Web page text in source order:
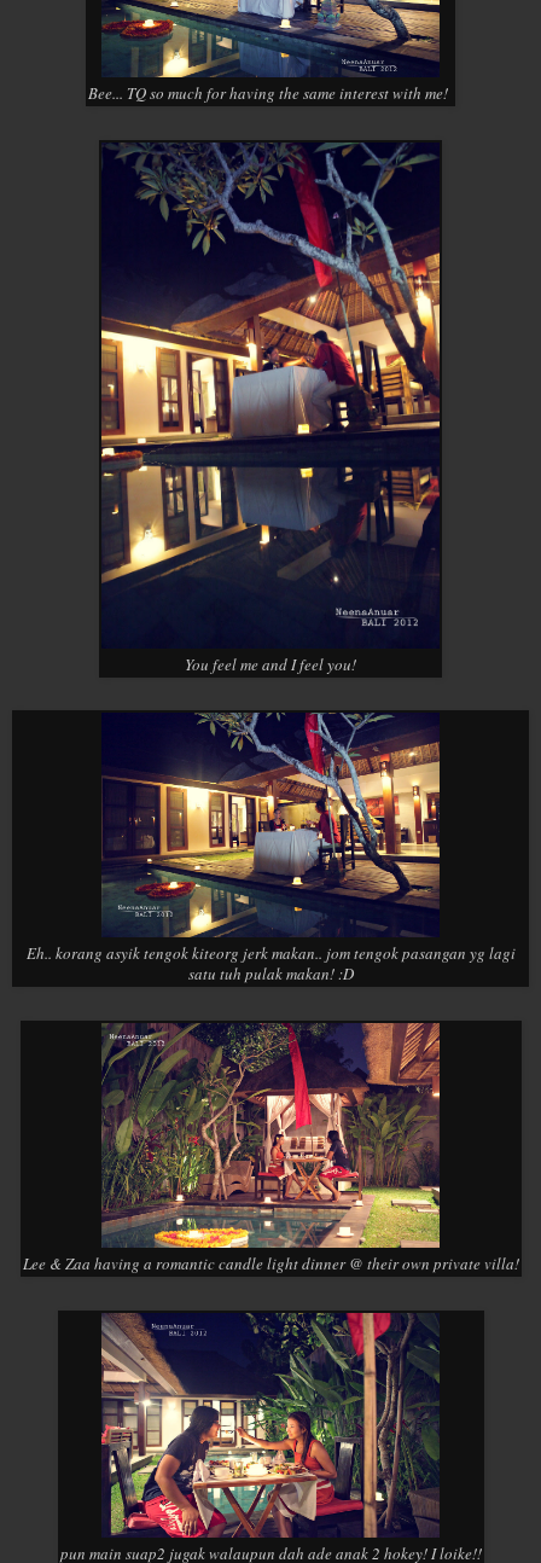
Bee... TQ so much for having the same interest with me!
You feel me and I feel you!
Eh.. korang asyik tengok kiteorg jerk makan.. jom tengok pasangan yg lagi
satu tuh pulak makan! :D
Lee & Zaa having a romantic candle light dinner @ their own private villa!
pun main suap2 jugak walaupun dah ade anak 2 hokey! I loike!!